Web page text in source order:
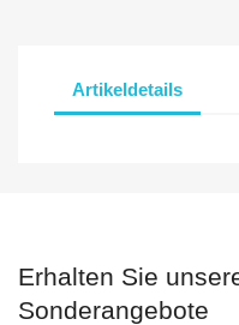
Artikeldetails
Erhalten Sie
Sonderangebote